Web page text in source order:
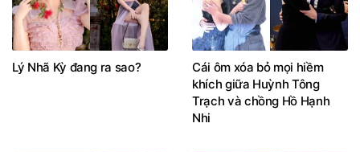
Lý Nhã Kỳ đang ra sao?
Cái ôm xóa bỏ mọi hiềm
khích giữa Huỳnh Tông
Trạch và chồng Hồ Hạnh
Nhi